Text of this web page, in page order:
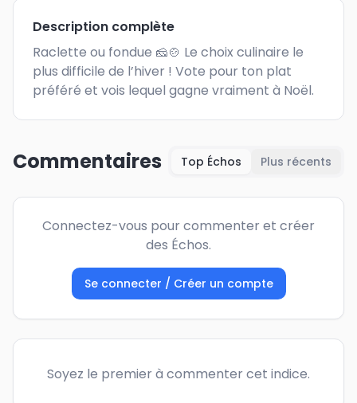
Description complète
Raclette ou fondue 🧀🍲 Le choix culinaire le
plus difficile de l’hiver ! Vote pour ton plat
préféré et vois lequel gagne vraiment à Noël.
Commentaires Top Échos Plus récents
Connectez-vous pour commenter et créer
des Échos.
Se connecter / Créer un compte
Soyez le premier à commenter cet indice.